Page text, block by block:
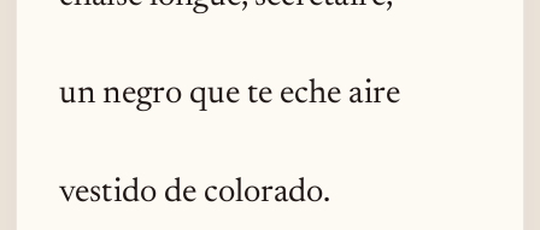
un negro que te eche aire
vestido de colorado.